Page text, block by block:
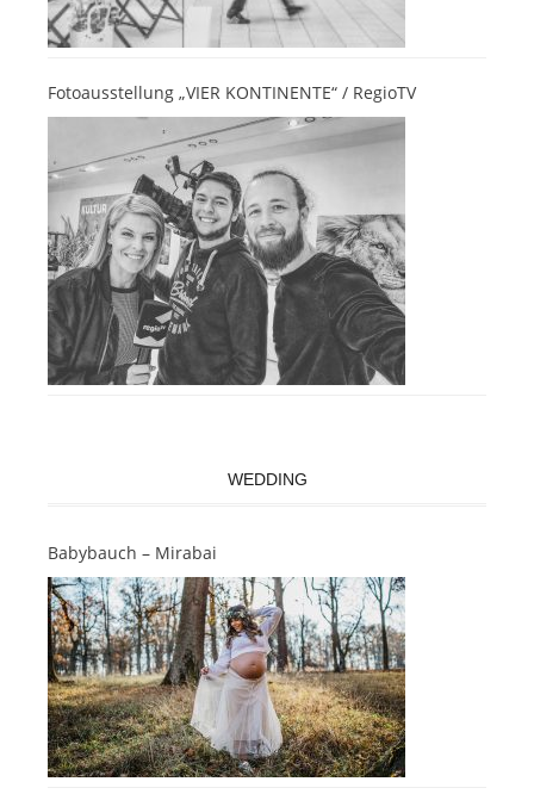
Fotoausstellung „VIER KONTINENTE“ / RegioTV
WEDDING
Babybauch – Mirabai